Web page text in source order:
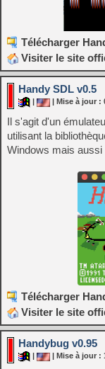
Télécharger
Visiter le site
Handy SDL v0.5
| Mise à jour :
Il s'agit d'un
utilisant la
Windows mais
Télécharger
Visiter le site
Handybug v0.95
| Mise à jour :